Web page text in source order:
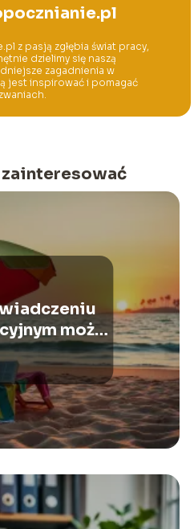
z pasją zgłębia świat pracy,
dzielimy się naszą
zagadnienia w
jest inspirować i pomagać
można
na urlop?